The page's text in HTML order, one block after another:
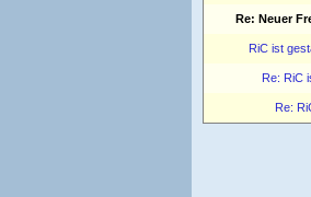
Re: Neuer
RiC ist
Re: RiC
Re: